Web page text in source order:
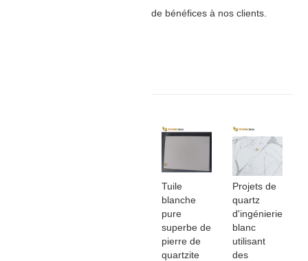
de bénéfices à nos clients.
Tuile
blanche
pure
superbe de
pierre de
quartzite
Projets de
quartz
d'ingénierie
blanc
utilisant
des